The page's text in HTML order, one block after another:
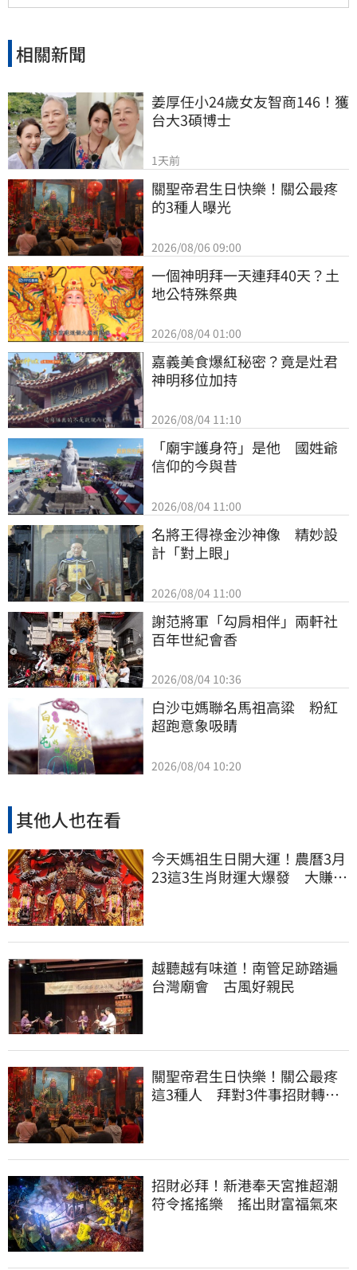
相關新聞
姜厚任小24歲女友智商146！獲
台大3碩博士
1天前
關聖帝君生日快樂！關公最疼
的3種人曝光
2026/08/06 09:00
一個神明拜一天連拜40天？土
地公特殊祭典
2026/08/04 01:00
嘉義美食爆紅秘密？竟是灶君
神明移位加持
2026/08/04 11:10
「廟宇護身符」是他　國姓爺
信仰的今與昔
2026/08/04 11:00
名將王得祿金沙神像　精妙設
計「對上眼」
2026/08/04 11:00
謝范將軍「勾肩相伴」兩軒社
百年世紀會香
2026/08/04 10:36
白沙屯媽聯名馬祖高粱　粉紅
超跑意象吸睛
2026/08/04 10:20
其他人也在看
今天媽祖生日開大運！農曆3月
23這3生肖財運大爆發 大賺金
越聽越有味道！南管足跡踏遍
台灣廟會 古風好親民
關聖帝君生日快樂！關公最疼
這3種人 拜對3件事招財轉運
招財必拜！新港奉天宮推超潮
符令搖搖樂 搖出財富福氣來